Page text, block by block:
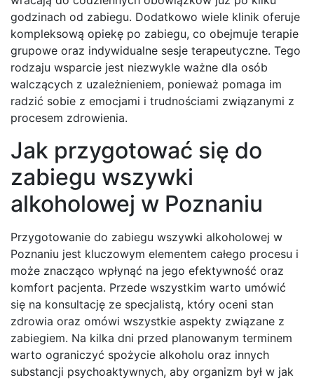
godzinach od zabiegu. Dodatkowo wiele klinik oferuje
kompleksową opiekę po zabiegu, co obejmuje terapie
grupowe oraz indywidualne sesje terapeutyczne. Tego
rodzaju wsparcie jest niezwykle ważne dla osób
walczących z uzależnieniem, ponieważ pomaga im
radzić sobie z emocjami i trudnościami związanymi z
procesem zdrowienia.
Jak przygotować się do
zabiegu wszywki
alkoholowej w Poznaniu
Przygotowanie do zabiegu wszywki alkoholowej w
Poznaniu jest kluczowym elementem całego procesu i
może znacząco wpłynąć na jego efektywność oraz
komfort pacjenta. Przede wszystkim warto umówić
się na konsultację ze specjalistą, który oceni stan
zdrowia oraz omówi wszystkie aspekty związane z
zabiegiem. Na kilka dni przed planowanym terminem
warto ograniczyć spożycie alkoholu oraz innych
substancji psychoaktywnych, aby organizm był w jak